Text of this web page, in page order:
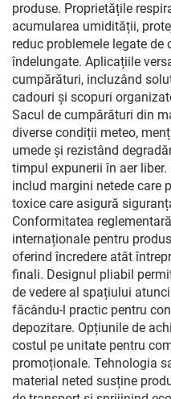
produse. Proprietățile
acumularea umidității,
reduc problemele legate
îndelungate. Aplicațiile
cumpărături, incluzând
cadouri și scopuri
Sacul de cumpărături din
diverse condiții meteo,
umede și rezistând
timpul expunerii în aer
includ margini netede care
toxice care asigură
Conformitatea
internaționale pentru
oferind încredere atât
finali. Designul pliabil
de vedere al spațiului
făcându-l practic pentru
depozitare. Opțiunile de
costul pe unitate pentru
promoționale. Tehnologia
material neted susține